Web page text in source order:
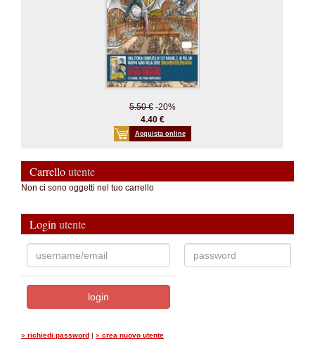
5.50 €-20%
4.40 €
Acquista online
Carrelloutente
Non ci sono oggetti nel tuo carrello
Login utente
» richiedi password | » crea nuovo utente